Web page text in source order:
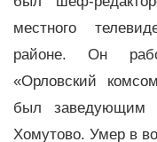
местного
районе. Он
«Орловский
был заведующим
Хомутово. Умер в